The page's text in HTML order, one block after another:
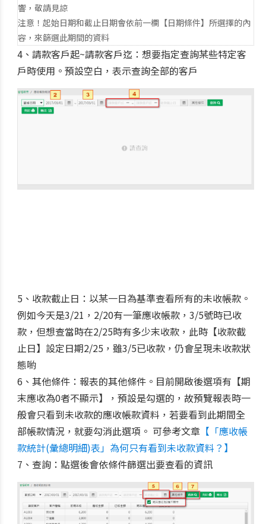
響，敬請見諒
注意！起始日期和截止日期會依前一欄【日期條件】所選擇的內
容，來篩選此期間的資料
4、請款客戶起~請款客戶迄：想要指定查詢某些特定客
戶時使用。預設空白，表示查詢全部的客戶
5、收款截止日：以某一日為基準查看所有的未收帳款。
例如今天是3/21，2/20有一筆應收帳款，3/5號時已收
款，但想查當時在2/25時有多少末收款，此時【收款截
止日】設定日期2/25，雖3/5已收款，仍會呈現未收款狀
態喲
6、其他條件：報表的其他條件。目前開啟後選項有【期
末應收為0者不顯示】，預設是勾選的，故預覽報表時一
般會只看到未收款的應收帳款資料，若要看到此期間全
部帳款情況，就要勾消此選項。 可參考文章【「應收帳
款統計(彙總明細)表」為何只有看到未收款資料？】
7、查詢：點選後會依條件篩選出要查看的資訊